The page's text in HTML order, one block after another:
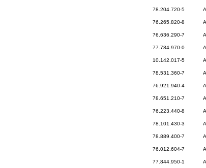
78.204.720-5
76.265.820-8
76.636.290-7
77.784.970-0
10.142.017-5
78.531.360-7
76.921.940-4
78.651.210-7
76.223.440-8
78.101.430-3
78.889.400-7
76.012.604-7
77.844.950-1